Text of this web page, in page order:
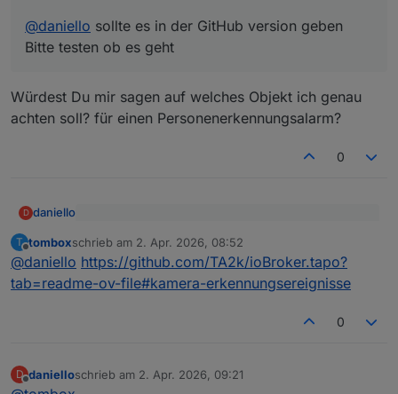
@daniello sollte es in der GitHub version geben
Bitte testen ob es geht
Würdest Du mir sagen auf welches Objekt ich genau
achten soll? für einen Personenerkennungsalarm?
0
D daniello
@daniellosollte es in der GitHub version geben
Bitte testen ob es geht
Würdest Du mir sagen auf welches Objekt ich genau
achten soll? für einen Personenerkennungsalarm?
T
Offline
tomboxschrieb am 2. Apr. 2026, 08:52
zuletzt editiert von
@daniello https://github.com/TA2k/ioBroker.tapo?
tab=readme-ov-file#kamera-erkennungsereignisse
0
D
Offline
danielloschrieb am 2. Apr. 2026, 09:21
zuletzt editiert von